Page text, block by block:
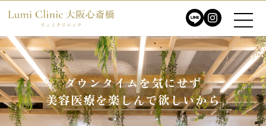
ダウンタイムを気にせず
美容医療を楽しんで欲しいから
ダウンタイムを気にせず
美容医療を楽しんで欲しいから